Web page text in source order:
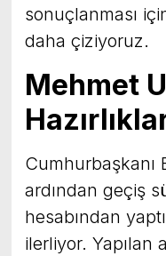
sonuçlanması
daha çiziyoruz.
Mehmet
Cumhurbaşkanı
ardından geçiş
hesabından
ilerliyor. Yapılan